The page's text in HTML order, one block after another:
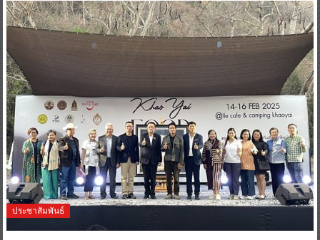
ประชาสัมพันธ์